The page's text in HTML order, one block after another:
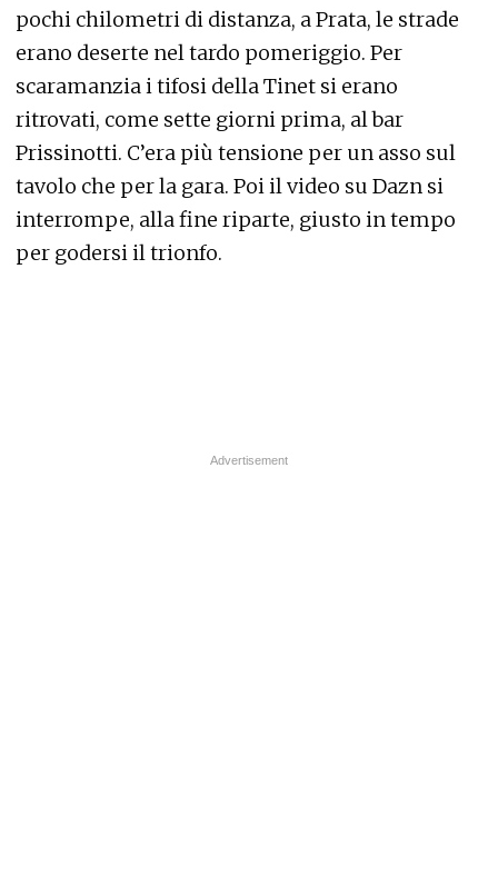
pochi chilometri di distanza, a Prata, le strade
erano deserte nel tardo pomeriggio. Per
scaramanzia i tifosi della Tinet si erano
ritrovati, come sette giorni prima, al bar
Prissinotti. C’era più tensione per un asso sul
tavolo che per la gara. Poi il video su Dazn si
interrompe, alla fine riparte, giusto in tempo
per godersi il trionfo.